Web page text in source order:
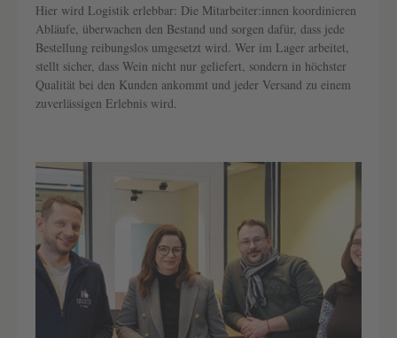
Hier wird Logistik erlebbar: Die Mitarbeiter:innen koordinieren
Abläufe, überwachen den Bestand und sorgen dafür, dass jede
Bestellung reibungslos umgesetzt wird. Wer im Lager arbeitet,
stellt sicher, dass Wein nicht nur geliefert, sondern in höchster
Qualität bei den Kunden ankommt und jeder Versand zu einem
zuverlässigen Erlebnis wird.